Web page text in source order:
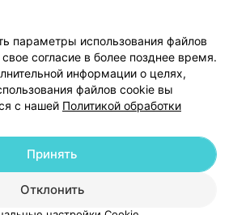
персональных данных
УНП 191700409
| 220012, Республика Беларусь,
поддержки +375 291212755
параметры использования файлов
согласие в более позднее время.
информации о целях,
файлов cookie вы
с нашей Политикой обработки
Отклонить
Принять